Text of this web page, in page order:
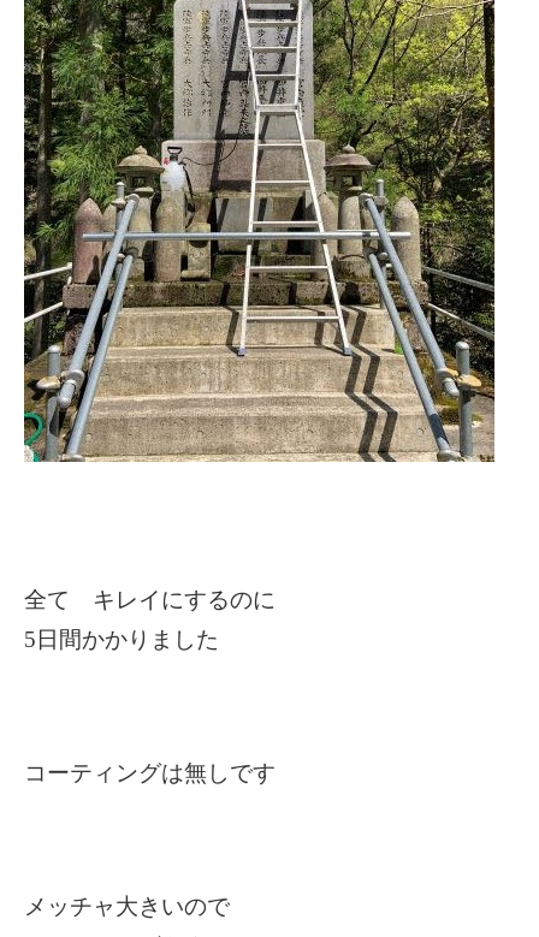
全て キレイにするのに
5 日間かかりました
コーティングは無しです
メッチャ大きいので